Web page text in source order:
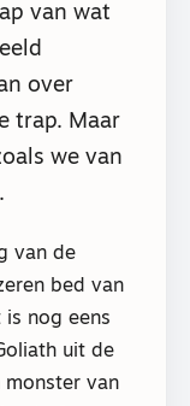
van wat
over
trap. Maar
we van
van de
bed van
is nog eens
uit de
monster van